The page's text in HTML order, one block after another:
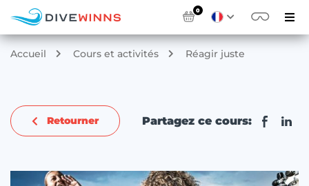
0
Accueil Cours et activités Réagir juste
Retourner Partagez ce cours: